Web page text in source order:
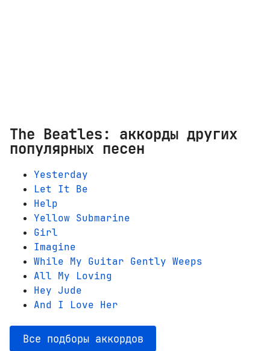
The Beatles: аккорды других
популярных песен
Yesterday
Let It Be
Help
Yellow Submarine
Girl
Imagine
While My Guitar Gently Weeps
All My Loving
Hey Jude
And I Love Her
Все подборы аккордов